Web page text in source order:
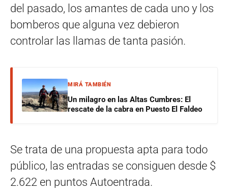
del pasado, los amantes de cada uno y los
bomberos que alguna vez debieron
controlar las llamas de tanta pasión.
MIRÁ TAMBIÉN
Un milagro en las Altas Cumbres: El
rescate de la cabra en Puesto El Faldeo
Se trata de una propuesta apta para todo
público, las entradas se consiguen desde $
2.622 en puntos Autoentrada.